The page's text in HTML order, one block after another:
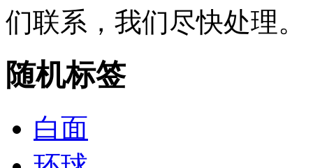
们联系，我们尽快处理。
随机标签
白面